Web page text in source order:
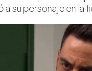
a su personaje en la